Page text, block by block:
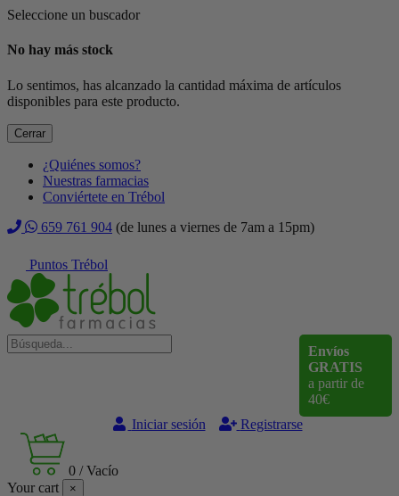
Seleccione un buscador
No hay más stock
Lo sentimos, has alcanzado la cantidad máxima de artículos
disponibles para este producto.
Cerrar
¿Quiénes somos?
Nuestras farmacias
Conviértete en Trébol
659 761 904 (de lunes a viernes de 7am a 15pm)
Puntos Trébol
Envíos
GRATIS
a partir de
40€
Iniciar sesión
Registrarse
0 /Vacío
Your cart
×